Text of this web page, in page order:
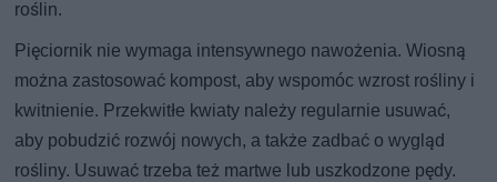
roślin.
Pięciornik nie wymaga intensywnego nawożenia. Wiosną
można zastosować kompost, aby wspomóc wzrost rośliny i
kwitnienie. Przekwitłe kwiaty należy regularnie usuwać,
aby pobudzić rozwój nowych, a także zadbać o wygląd
rośliny. Usuwać trzeba też martwe lub uszkodzone pędy.